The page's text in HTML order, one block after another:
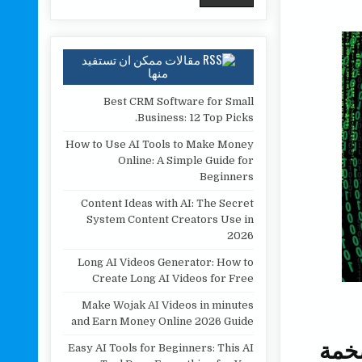
مقالات ممكن ان تستفيد
منها
Best CRM Software for Small
Business: 12 Top Picks.
How to Use AI Tools to Make Money
Online: A Simple Guide for
Beginners
Content Ideas with AI: The Secret
System Content Creators Use in
2026
Long AI Videos Generator: How to
Create Long AI Videos for Free
Make Wojak AI Videos in minutes
and Earn Money Online 2026 Guide
Easy AI Tools for Beginners: This AI